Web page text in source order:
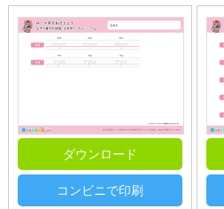
ダウンロード
コンビニで印刷